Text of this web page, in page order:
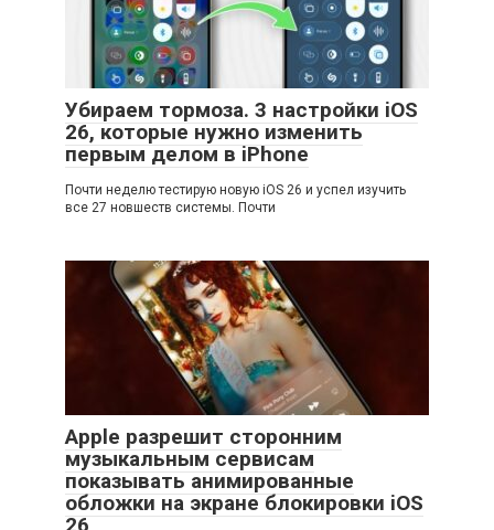
Убираем тормоза. 3 настройки iOS
26, которые нужно изменить
первым делом в iPhone
Почти неделю тестирую новую iOS 26 и успел изучить
все 27 новшеств системы. Почти
Apple разрешит сторонним
музыкальным сервисам
показывать анимированные
обложки на экране блокировки iOS
26